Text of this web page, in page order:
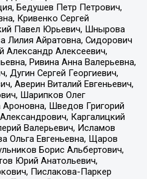
Бедушев Петр Петрович,
Кривенко Сергей
Павел Юрьевич, Шнырова
Лилия Айратовна, Сидорович
Александр Алексеевич,
Ривина Анна Валерьевна,
Дугин Сергей Георгиевич,
Аверин Виталий Евгеньевич,
Шарипков Олег
Шведов Григорий
Каргалицкий
Валерьевич, Исламов
Ольга Евгеньевна, Щаров
Борис Альбертович,
Юрий Анатольевич,
Пислакова-Паркер